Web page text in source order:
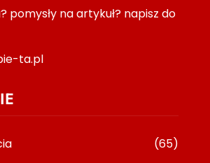
pomysły na artykuł? napisz do
ta.pl
(65)